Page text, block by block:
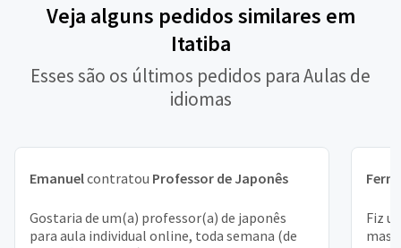
Veja alguns pedidos similares em
Itatiba
Esses são os últimos pedidos para Aulas de
idiomas
Emanuelcontratou Professor de Japonês
Gostaria de um(a) professor(a) de japonês
para aula individual online, toda semana (de
Fiz
mas